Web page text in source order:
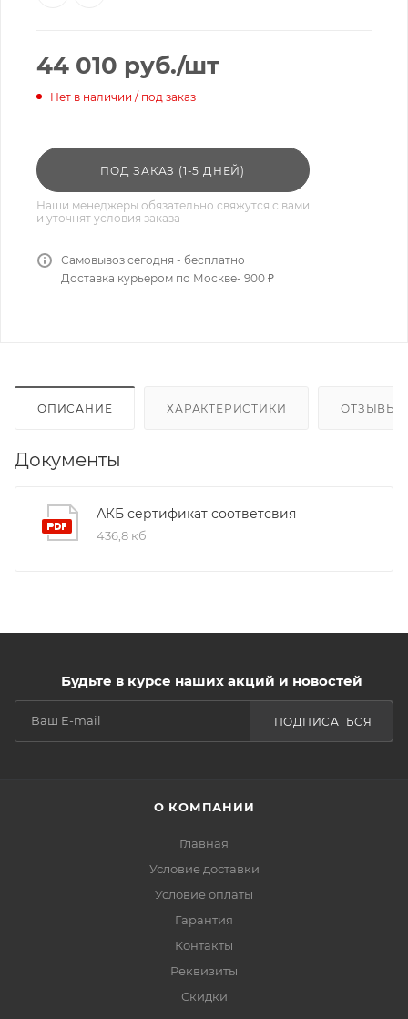
44 010 руб./шт
Нет в наличии / под заказ
ПОД ЗАКАЗ (1-5 ДНЕЙ)
Наши менеджеры обязательно свяжутся с вами
и уточнят условия заказа
Самовывоз сегодня - бесплатно
Доставка курьером по Москве- 900 ₽
ОПИСАНИЕ ХАРАКТЕРИСТИКИ ОТЗЫВЫ
Документы
АКБ сертификат соответсвия
436,8 кб
Будьте в курсе наших акций и новостей
ПОДПИСАТЬСЯ
О КОМПАНИИ
Главная
Условие доставки
Условие оплаты
Гарантия
Контакты
Реквизиты
Скидки